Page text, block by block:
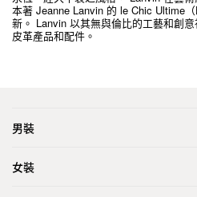
本著 Jeanne Lanvin 的 le Chic Ultime
新。 Lanvin 以其無與倫比的工藝和創
皮革產品和配件。
男裝
女裝